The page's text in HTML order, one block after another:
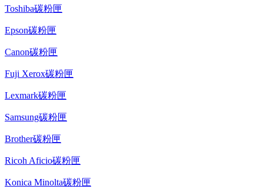
Toshiba碳粉匣
Epson碳粉匣
Canon碳粉匣
Fuji Xerox碳粉匣
Lexmark碳粉匣
Samsung碳粉匣
Brother碳粉匣
Ricoh Aficio碳粉匣
Konica Minolta碳粉匣